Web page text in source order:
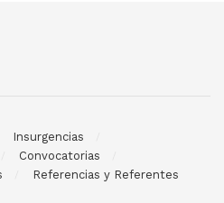
Insurgencias
Convocatorias
Referencias y Referentes